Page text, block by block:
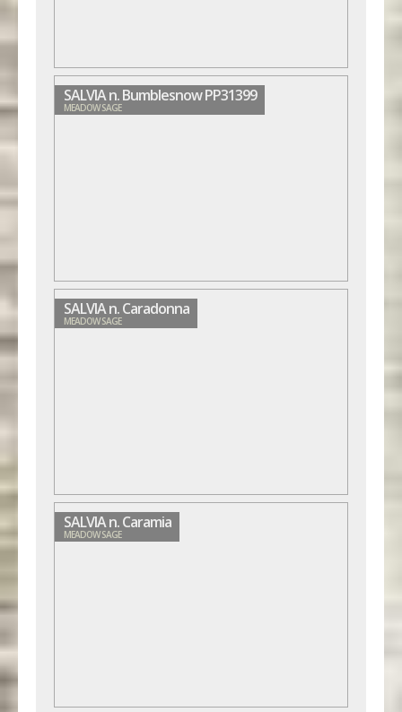
SALVIA n. Bumblesnow PP31399
MEADOW SAGE
SALVIA n. Caradonna
MEADOW SAGE
SALVIA n. Caramia
MEADOW SAGE